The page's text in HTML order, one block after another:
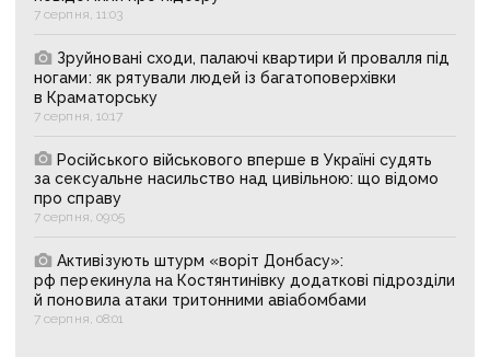
7 серпня, 11:03
Зруйновані сходи, палаючі квартири й провалля під
ногами: як рятували людей із багатоповерхівки
в Краматорську
7 серпня, 10:17
Російського військового вперше в Україні судять
за сексуальне насильство над цивільною: що відомо
про справу
7 серпня, 09:05
Активізують штурм «воріт Донбасу»:
рф перекинула на Костянтинівку додаткові підрозділи
й поновила атаки тритонними авіабомбами
7 серпня, 08:01